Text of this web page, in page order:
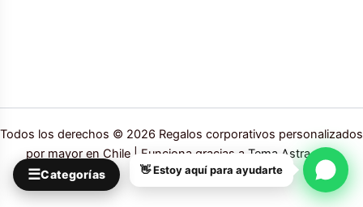
Todos los derechos © 2026 Regalos corporativos personalizados
por mayor en Chile | Funciona gracias a Tema Astra para
WordPress
☰Categorías 👋 Estoy aquí para ayudarte